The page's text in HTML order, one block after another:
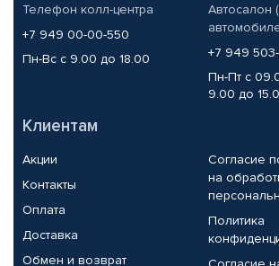
Телефон колл-центра
+7 949 00-00-550
Пн-Вс с 9.00 до 18.00
Автосалон
+7 949
Пн-Пт с
9.00 до
Клиентам
Акции
Контакты
Оплата
Доставка
Обмен и возврат
Согласие
на
Политика